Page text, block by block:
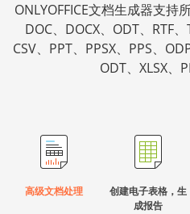
ONLYOFFICE文档生成器支持
DOC、DOCX、ODT、RTF、
CSV、PPT、PPSX、PPS、
ODT、XLSX、
高级文档处理
创建电子表格，生
成报告